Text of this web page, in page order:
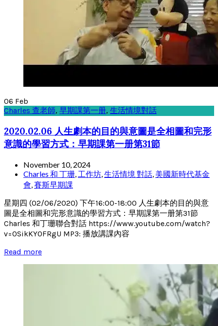
06 Feb
Charles 查老師, 早期課第一册, 生活情境對話
2020.02.06 人生劇本的目的與意圖是全相圖和完形
意識的學習方式：早期課第一册第31節
November 10, 2024
Charles 和 丁珊, 工作坊,生活情境 對話, 美國新時代基金
會,賽斯早期課
星期四 (02/06/2020) 下午16:00-18:00 人生劇本的目的與意
圖是全相圖和完形意識的學習方式：早期課第一册第31節
Charles 和丁珊聯合對話 https://www.youtube.com/watch?
v=0SikKY0FRgU MP3: 播放講課內容
Read more